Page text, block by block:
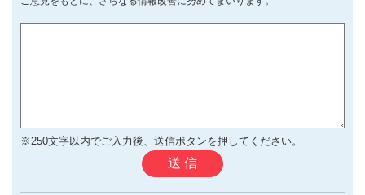
※250文字以内でご入力後、送信ボタンを押してください。
送 信